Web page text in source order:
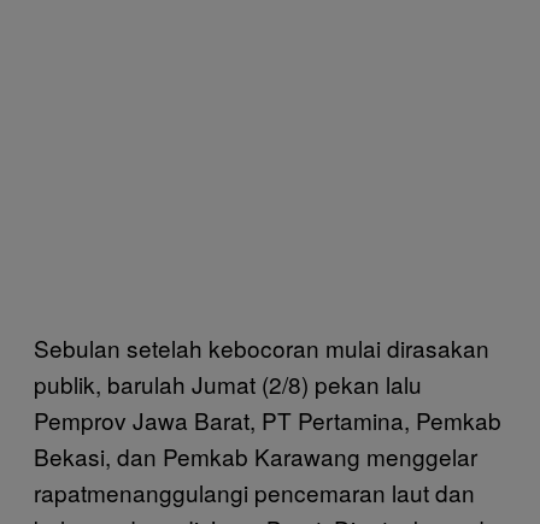
Sebulan setelah kebocoran mulai dirasakan
publik, barulah Jumat (2/8) pekan lalu
Pemprov Jawa Barat, PT Pertamina, Pemkab
Bekasi, dan Pemkab Karawang menggelar
rapatmenanggulangi pencemaran laut dan